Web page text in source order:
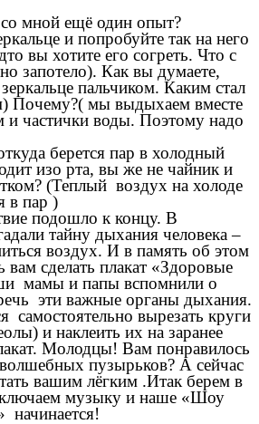
мной ещё один опыт?
и попробуйте так на него
вы хотите его согреть. Что с
запотело). Как вы думаете,
пальчиком. Каким стал
Почему?( мы выдыхаем вместе
и частички воды. Поэтому надо
берется пар в холодный
изо рта, вы же не чайник и
(Теплый воздух на холоде
в пар )
подошло к концу. В
тайну дыхания человека –
воздух. И в память об этом
сделать плакат «Здоровые
мамы и папы вспомнили о
эти важные органы дыхания.
самостоятельно вырезать круги
и наклеить их на заранее
Молодцы! Вам понравилось
пузырьков? А сейчас
вашим лёгким .Итак берем в
музыку и наше «Шоу